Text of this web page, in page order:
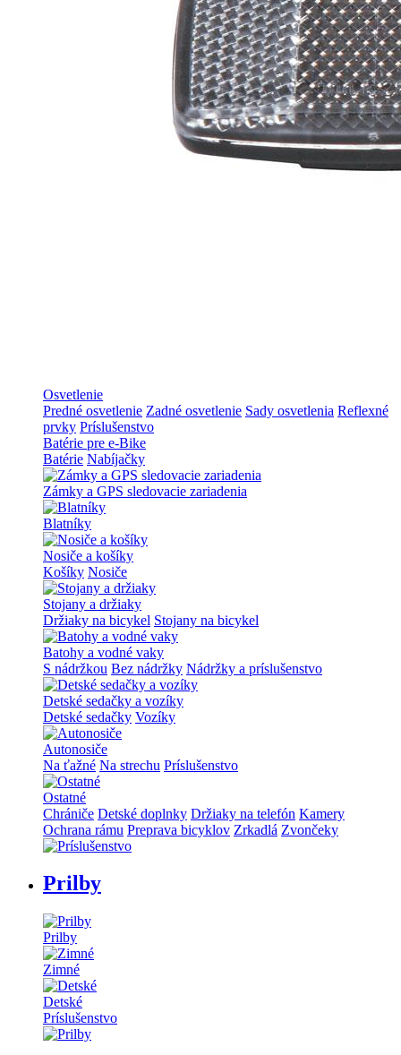
Osvetlenie
Predné osvetlenie Zadné osvetlenie Sady osvetlenia Reflexné
prvky Príslušenstvo
Batérie pre e-Bike
Batérie Nabíjačky
Zámky a GPS sledovacie zariadenia
Blatníky
Nosiče a košíky
Košíky Nosiče
Stojany a držiaky
Držiaky na bicykel Stojany na bicykel
Batohy a vodné vaky
S nádržkou Bez nádržky Nádržky a príslušenstvo
Detské sedačky a vozíky
Detské sedačky Vozíky
Autonosiče
Na ťažné Na strechu Príslušenstvo
Ostatné
Chrániče Detské doplnky Držiaky na telefón Kamery
Ochrana rámu Preprava bicyklov Zrkadlá Zvončeky
Prilby
Prilby
Zimné
Detské
Príslušenstvo